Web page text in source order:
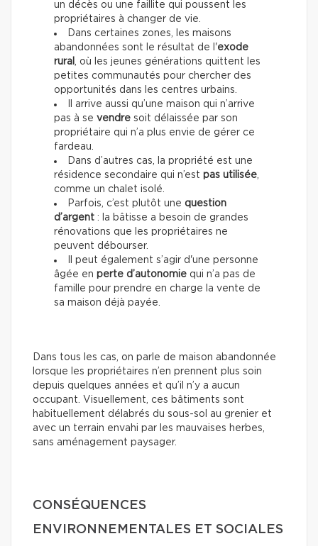
un décès ou une faillite qui poussent les
propriétaires à changer de vie.
Dans certaines zones, les maisons
abandonnées sont le résultat de l'exode
rural
, où les jeunes générations quittent les
petites communautés pour chercher des
opportunités dans les centres urbains.
Il arrive aussi qu’une maison qui n’arrive
pas à se vendre soit délaissée par son
propriétaire qui n’a plus envie de gérer ce
fardeau.
Dans d’autres cas, la propriété est une
résidence secondaire qui n’est pas utilisée
comme un chalet isolé.
Parfois, c’est plutôt une question
d’argent : la bâtisse a besoin de grandes
rénovations que les propriétaires ne
peuvent débourser.
Il peut également s’agir d'une personne
âgée en perte d’autonomie qui n’a pas de
famille pour prendre en charge la vente de
sa maison déjà payée.
Dans tous les cas, on parle de maison abandonnée
lorsque les propriétaires n’en prennent plus soin
depuis quelques années et qu’il n’y a aucun
occupant. Visuellement, ces bâtiments sont
habituellement délabrés du sous-sol au grenier et
avec un terrain envahi par les mauvaises herbes,
sans aménagement paysager.
CONSÉQUENCES
ENVIRONNEMENTALES ET SOCIALES